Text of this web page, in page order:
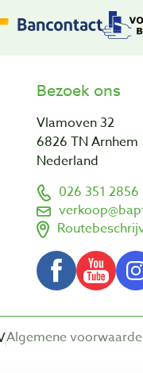
Bezoek ons
Vlamoven 32
6826 TN Arnhem
Nederland
026 351 2856
Algemene